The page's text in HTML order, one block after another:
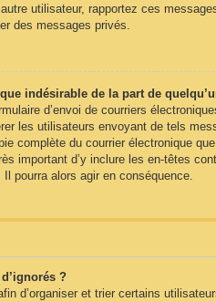
utilisateur, rapportez ces
des messages privés.
indésirable de la part de
d’envoi de courriers
les utilisateurs envoyant de tels
complète du courrier électronique
important d’y inclure les en-têtes
pourra alors agir en conséquence.
?
d’organiser et trier certains